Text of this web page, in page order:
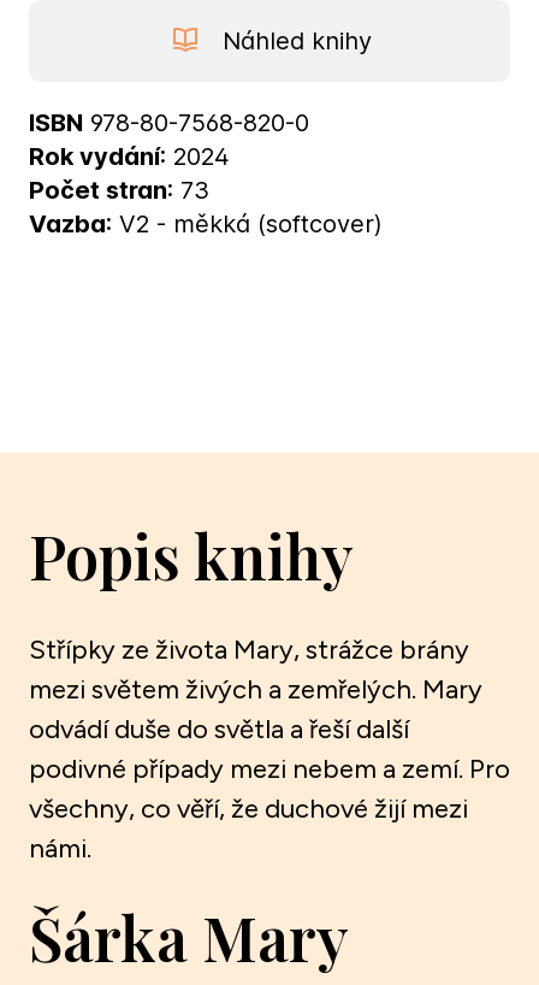
Náhled knihy
ISBN 978-80-7568-820-0
Rok vydání: 2024
Počet stran: 73
Vazba: V2 - měkká (softcover)
Popis knihy
Střípky ze života Mary, strážce brány
mezi světem živých a zemřelých. Mary
odvádí duše do světla a řeší další
podivné případy mezi nebem a zemí. Pro
všechny, co věří, že duchové žijí mezi
námi.
Šárka Mary